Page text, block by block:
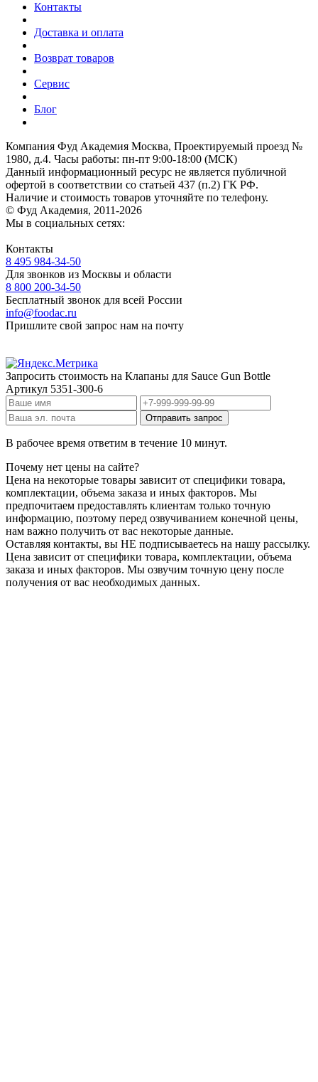
Контакты
Доставка и оплата
Возврат товаров
Сервис
Блог
Компания Фуд Академия Москва, Проектируемый проезд №
1980, д.4. Часы работы: пн-пт 9:00-18:00 (МСК)
Данный информационный ресурс не является публичной
офертой в соответствии со статьей 437 (п.2) ГК РФ.
Наличие и стоимость товаров уточняйте по телефону.
© Фуд Академия, 2011-2026
Мы в социальных сетях:
Контакты
8 495 984-34-50
Для звонков из Москвы и области
8 800 200-34-50
Бесплатный звонок для всей России
info@foodac.ru
Пришлите свой запрос нам на почту
Запросить стоимость на Клапаны для Sauce Gun Bottle
Артикул 5351-300-6
В рабочее время ответим в течение 10 минут.
Почему нет цены на сайте?
Цена на некоторые товары зависит от специфики товара,
комплектации, объема заказа и иных факторов. Мы
предпочитаем предоставлять клиентам только точную
информацию, поэтому перед озвучиванием конечной цены,
нам важно получить от вас некоторые данные.
Оставляя контакты, вы НЕ подписываетесь на нашу рассылку.
Цена зависит от специфики товара, комплектации, объема
заказа и иных факторов. Мы озвучим точную цену после
получения от вас необходимых данных.